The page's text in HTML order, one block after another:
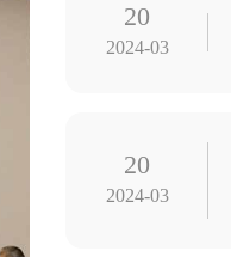
20
2024-03
20
2024-03